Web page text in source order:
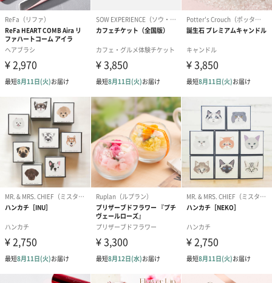
商品詳細情報
本体重量
デーツ各種20g
本体サイズ
(mm)
長さ30×奥行50×高さ25
パッケージ外
添付物
ショップカード
パッケージ外
装
化粧箱
パッケージサ
イズ(mm)
幅225×奥行100×高さ30
全体重量
330g
オプション
【無料オプション】
紙袋（手提げ袋）
リボン掛け
製造国
アラブ首長国連邦